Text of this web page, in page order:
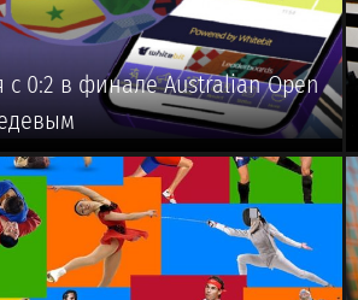
с 0:2 в финале Australian Open